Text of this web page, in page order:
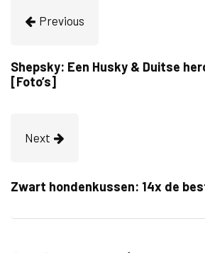
Previous
Shepsky: Een Husky & Duitse
[Foto’s]
Next
Zwart hondenkussen: 14x de